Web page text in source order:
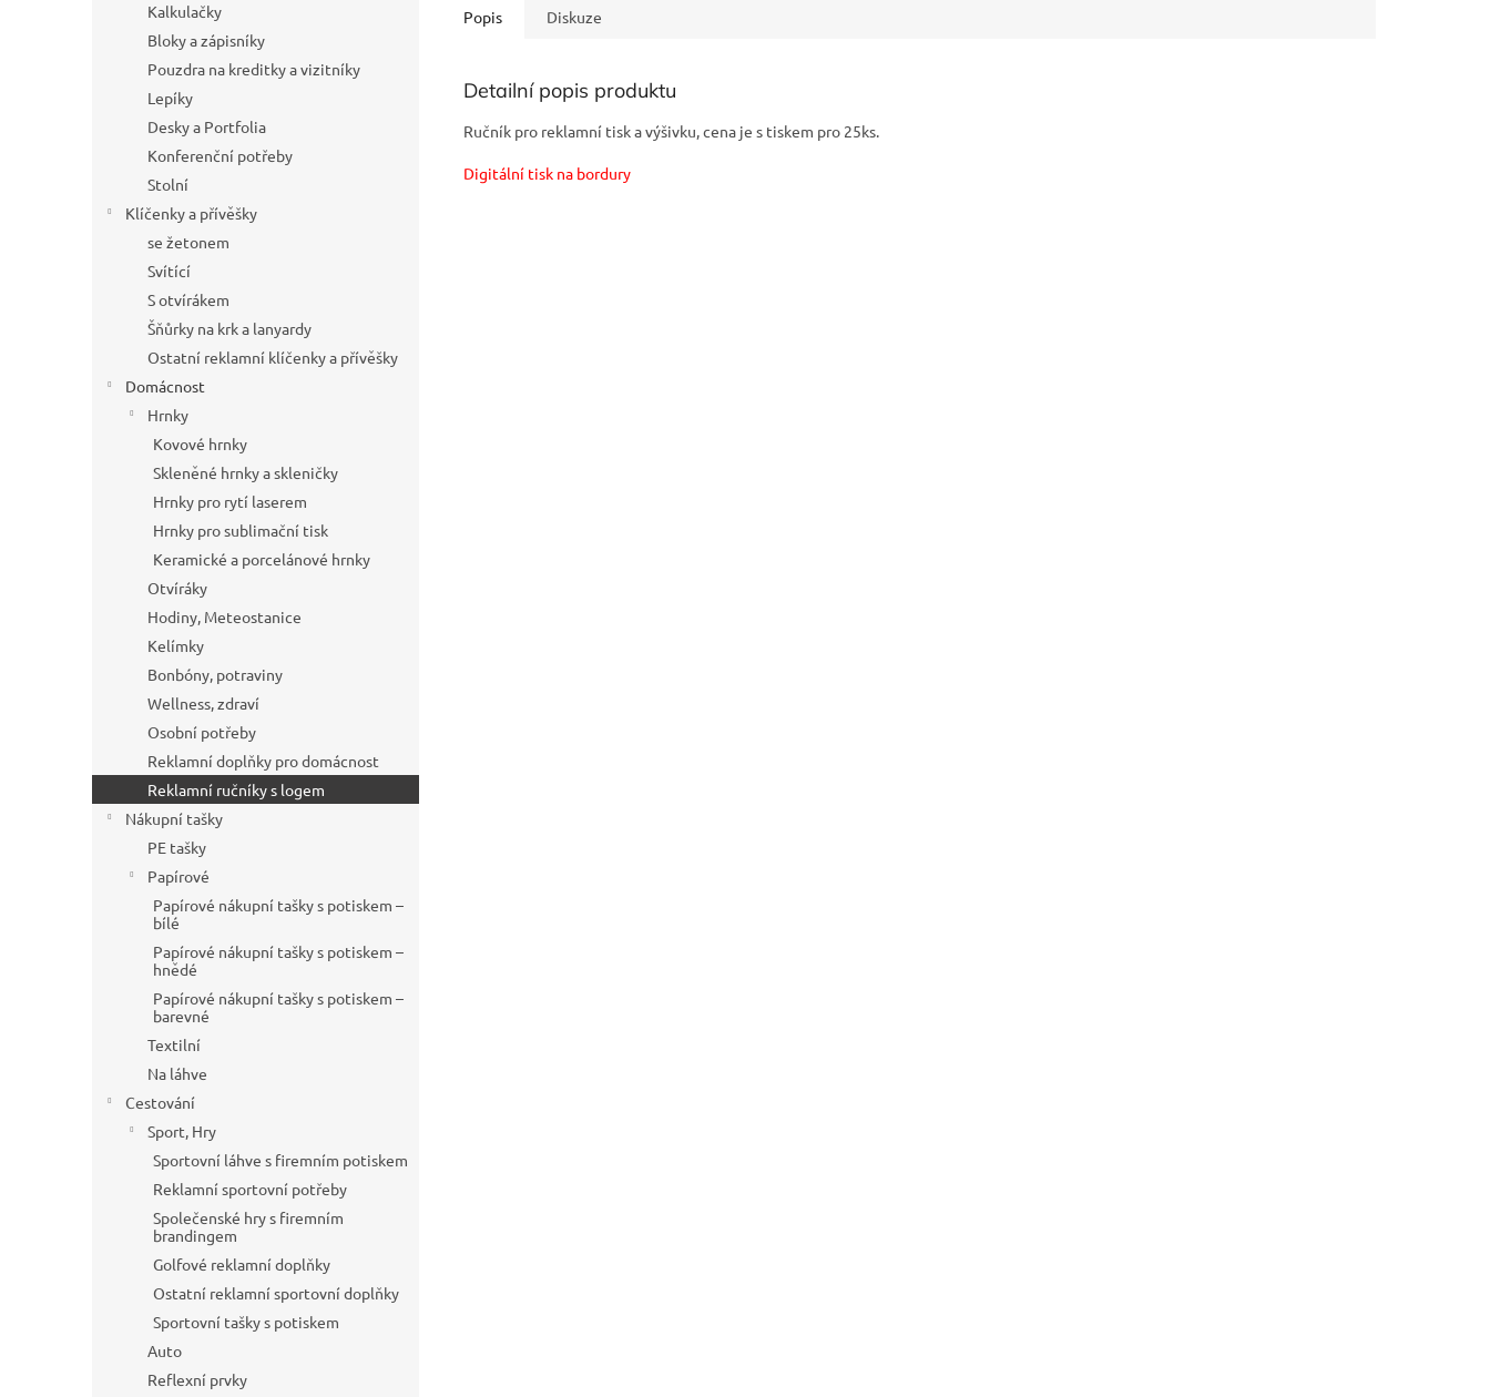
Kalkulačky
Bloky a zápisníky
Pouzdra na kreditky a vizitníky
Lepíky
Desky a Portfolia
Konferenční potřeby
Stolní
Klíčenky a přívěšky
se žetonem
Svítící
S otvírákem
Šňůrky na krk a lanyardy
Ostatní reklamní klíčenky a přívěšky
Domácnost
Hrnky
Kovové hrnky
Skleněné hrnky a skleničky
Hrnky pro rytí laserem
Hrnky pro sublimační tisk
Keramické a porcelánové hrnky
Otvíráky
Hodiny, Meteostanice
Kelímky
Bonbóny, potraviny
Wellness, zdraví
Osobní potřeby
Reklamní doplňky pro domácnost
Reklamní ručníky s logem
Nákupní tašky
PE tašky
Papírové
Papírové nákupní tašky s potiskem –
bílé
Papírové nákupní tašky s potiskem –
hnědé
Papírové nákupní tašky s potiskem –
barevné
Textilní
Na láhve
Cestování
Sport, Hry
Sportovní láhve s firemním potiskem
Reklamní sportovní potřeby
Společenské hry s firemním
brandingem
Golfové reklamní doplňky
Ostatní reklamní sportovní doplňky
Sportovní tašky s potiskem
Auto
Reflexní prvky
Popis Diskuze
Detailní popis produktu
Ručník pro reklamní tisk a výšivku, cena je s tiskem pro 25ks.
Digitální tisk na bordury